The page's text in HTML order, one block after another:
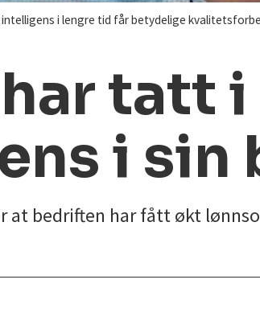
i lengre tid får betydelige
tatt
i sin
at bedriften har fått økt